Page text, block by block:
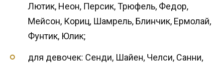
Лютик, Неон, Персик, Трюфель, Федор,
Мейсон, Кориц, Шамрель, Блинчик, Ермолай,
Фунтик, Юлик;
для девочек: Сенди, Шайен, Челси, Санни,